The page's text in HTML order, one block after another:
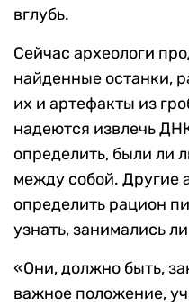
вглубь.
Сейчас археологи
найденные останки,
их и артефакты из
надеются извлечь
определить, были ли
между собой. Другие
определить рацион
узнать, занимались
«Они, должно быть,
важное положение,